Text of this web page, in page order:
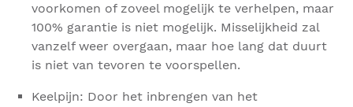
voorkomen of zoveel mogelijk te verhelpen, maar
100% garantie is niet mogelijk. Misselijkheid zal
vanzelf weer overgaan, maar hoe lang dat duurt
is niet van tevoren te voorspellen.
Keelpijn: Door het inbrengen van het